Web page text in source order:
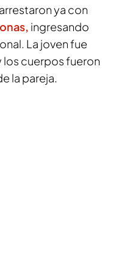
ya con
ingresando
La joven fue
los cuerpos fueron
la pareja.